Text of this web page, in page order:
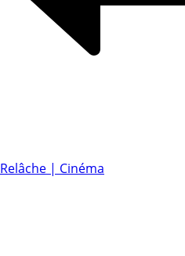
Relâche | Cinéma